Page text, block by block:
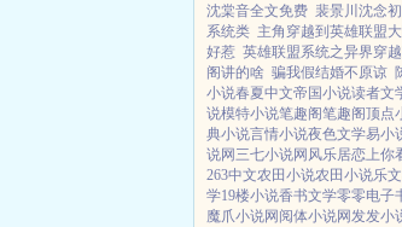
沈棠音全文免费 裴景川沈念
系统类 主角穿越到英雄联盟
好惹 英雄联盟系统之异界穿
阁讲的啥 骗我假结婚不原谅
小说春夏中文帝国小说读者文
说模特小说笔趣阁笔趣阁顶点
典小说言情小说夜色文学易小
说网 三七小说网 风乐居恋上你
263中文农田小说农田小说乐
学19楼小说香书文学零零电子
魔爪小说网 阅体小说网发发小